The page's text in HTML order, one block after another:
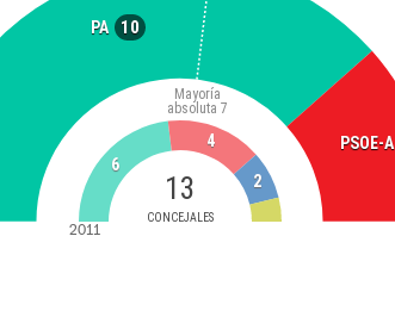
PA 10
PSOE-A
13
CONCEJALES
Mayoría
absoluta 7
6
4
2
2011